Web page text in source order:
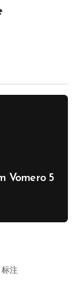
Vomero 5
标注